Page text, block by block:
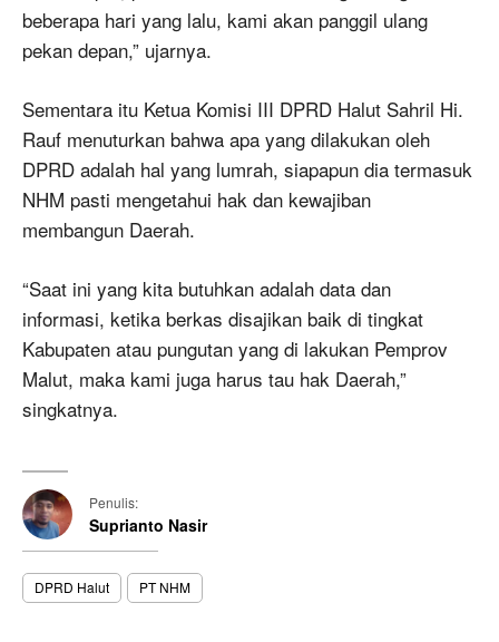
beberapa hari yang lalu, kami akan panggil ulang
pekan depan,” ujarnya.
Sementara itu Ketua Komisi III DPRD Halut Sahril Hi.
Rauf menuturkan bahwa apa yang dilakukan oleh
DPRD adalah hal yang lumrah, siapapun dia termasuk
NHM pasti mengetahui hak dan kewajiban
membangun Daerah.
“Saat ini yang kita butuhkan adalah data dan
informasi, ketika berkas disajikan baik di tingkat
Kabupaten atau pungutan yang di lakukan Pemprov
Malut, maka kami juga harus tau hak Daerah,”
singkatnya.
Penulis:
Suprianto Nasir
DPRD Halut PT NHM